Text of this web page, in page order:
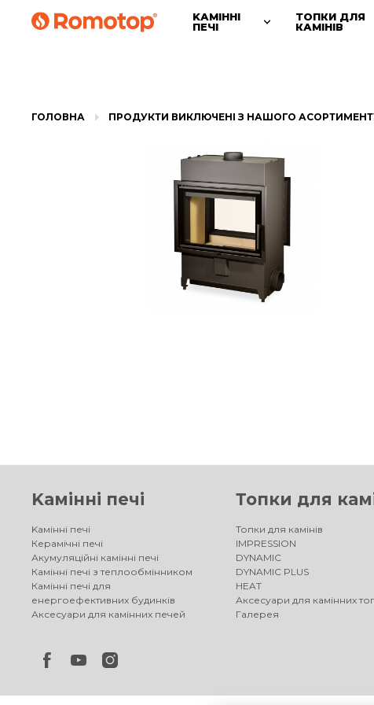
KАМІННІ
ПЕЧІ
ТОПКИ ДЛЯ
КАМІНІВ
ГОЛОВНА ПРОДУКТИ ВИКЛЮЧЕНІ З НАШОГО
Kамінні печі
Kамінні печі
Керамічні печі
Акумуляційні камінні печі
Камінні печі з теплообмінником
Камінні печі для
енергоефективних будинків
Аксесуари для камінних печей
Топки для
Топки для камінів
IMPRESSION
DYNAMIC
DYNAMIC PLUS
HEAT
Аксесуари для камінних
Галерея